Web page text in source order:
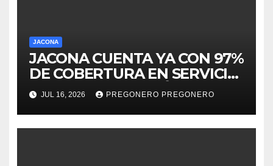
JACONA
JACONA CUENTA YA CON 97%
DE COBERTURA EN SERVICIO
DE ELECTRIFICACIÓN Y
ALUMBRADO PÚBLICO
JUL 16, 2026 PREGONERO PREGONERO